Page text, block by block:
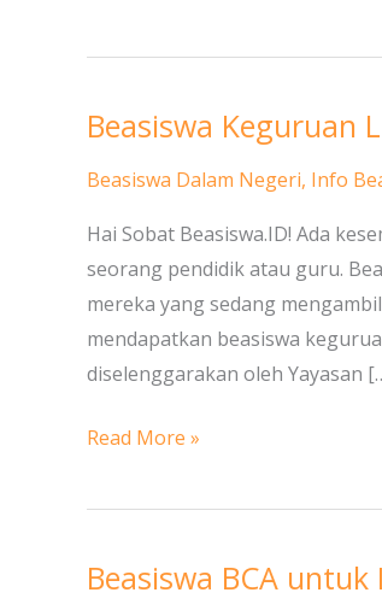
Beasiswa Keguruan
Beasiswa Dalam Negeri, Info
Hai Sobat Beasiswa.ID! Ada
seorang pendidik atau guru.
mereka yang sedang
mendapatkan beasiswa
diselenggarakan oleh Yayasan
Beasiswa
Lumina
dari
Yayasan
Bina
Insan
Negeri
Read More »
Beasiswa BCA
Beasiswa